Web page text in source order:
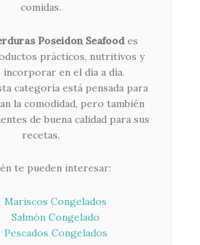
comidas.
Poseidon Seafoodes
prácticos, nutritivos y
incorporar en el día a día.
categoría está pensada para
la comodidad, pero también
de buena calidad para sus
recetas.
te pueden interesar:
Mariscos Congelados
Salmón Congelado
Pescados Congelados